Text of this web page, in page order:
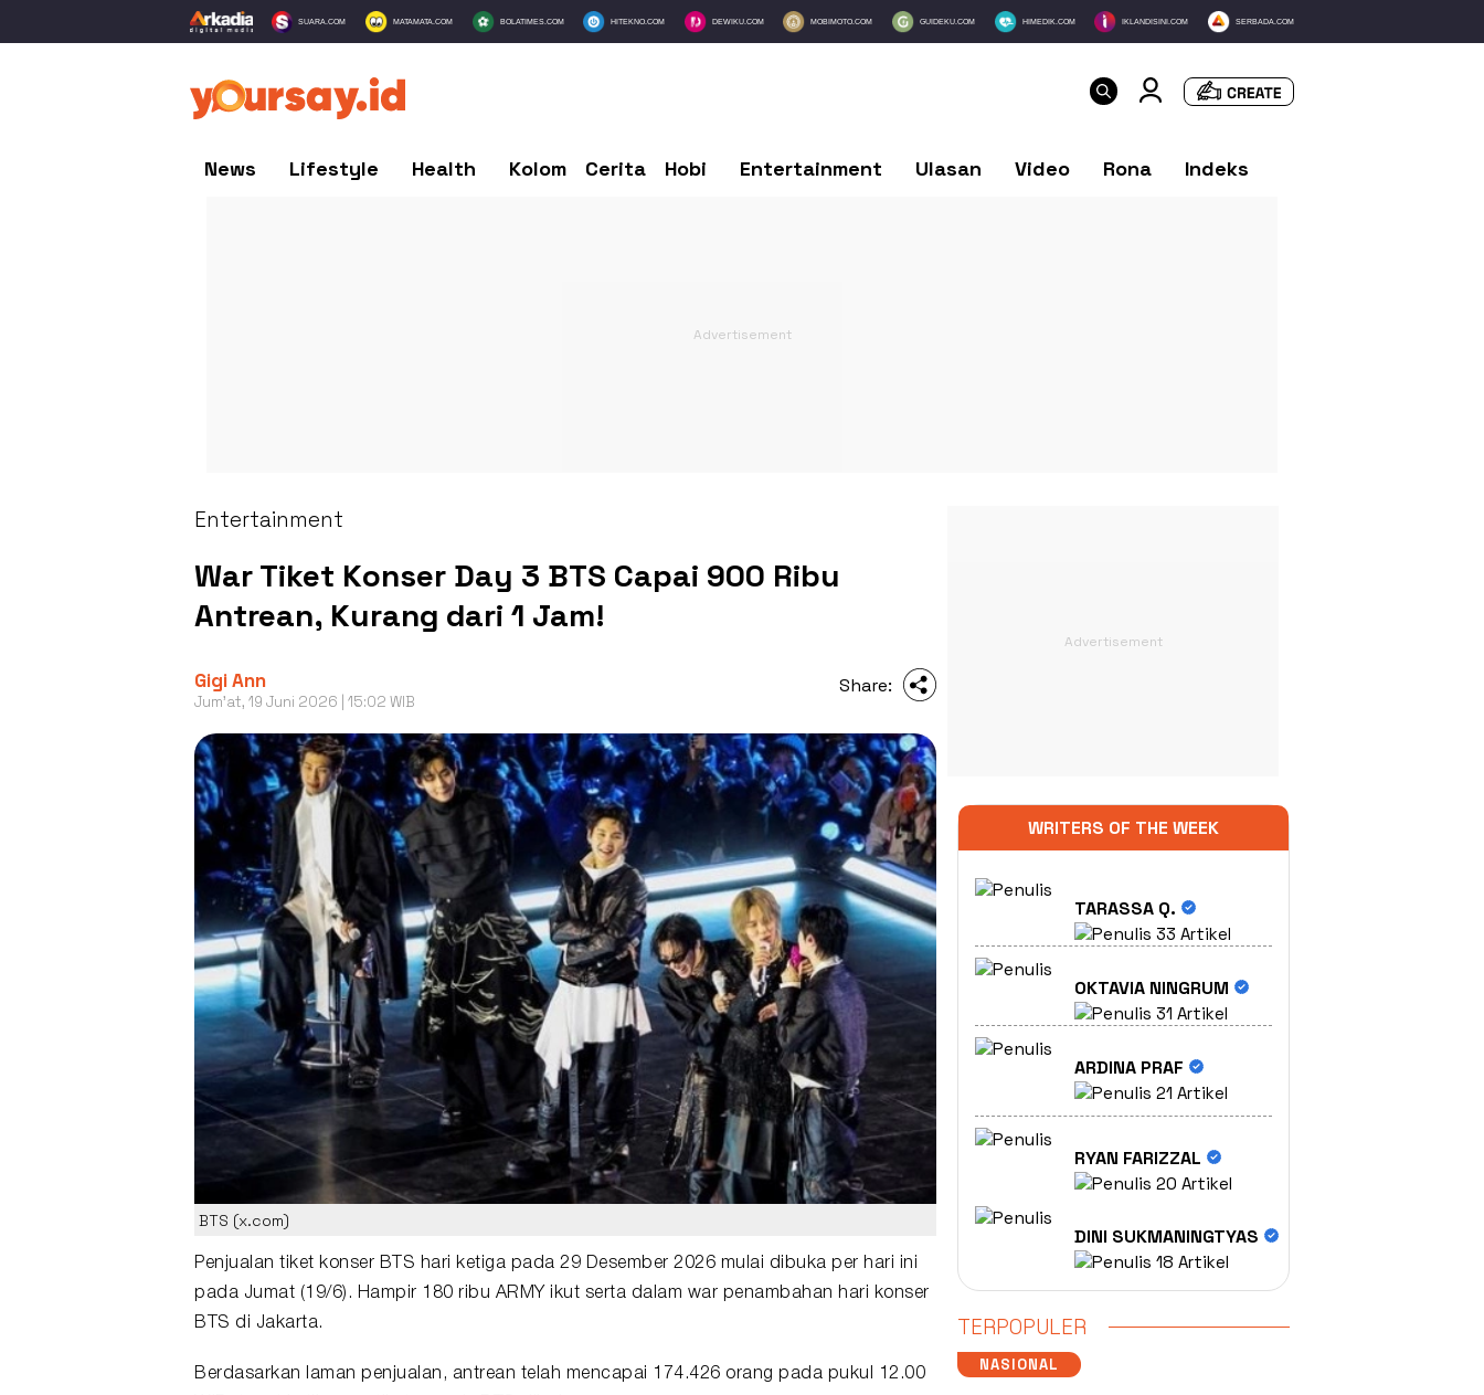
SUARA.COM MATAMATA.COM BOLATIMES.COM HITEKNO.COM DEWIKU.COM MOBIMOTO.COM GUIDEKU.COM HIMEDIK.COM IKLANDISINI.COM SERBADA.COM
News Lifestyle Health Kolom Cerita Hobi Entertainment Ulasan Video Rona Indeks
Entertainment
War Tiket Konser Day 3 BTS Capai 900 Ribu
Antrean, Kurang dari 1 Jam!
Gigi Ann
Jum'at, 19 Juni 2026 | 15:02 WIB
Share:
BTS (x.com)
Penjualan tiket konser BTS hari ketiga pada 29 Desember 2026 mulai dibuka per hari ini
pada Jumat (19/6). Hampir 180 ribu ARMY ikut serta dalam war penambahan hari
konser
BTS di Jakarta.
Berdasarkan laman penjualan, antrean telah mencapai 174.426 orang pada pukul 12.00
WRITERS OF THE WEEK
TARASSA Q.
33 Artikel
OKTAVIA NINGRUM
31 Artikel
ARDINA PRAF
21 Artikel
RYAN FARIZZAL
20 Artikel
DINI SUKMANINGTYAS
18 Artikel
TERPOPULER
NASIONAL